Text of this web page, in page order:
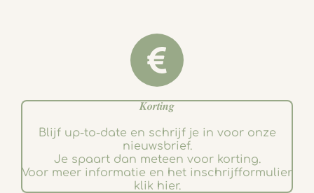
𝑲𝒐𝒓𝒕𝒊𝒏𝒈
Blijf up-to-date en schrijf je in voor onze
nieuwsbrief.
Je spaart dan meteen voor korting.
Voor meer informatie en het inschrijfformulier
klik hier.